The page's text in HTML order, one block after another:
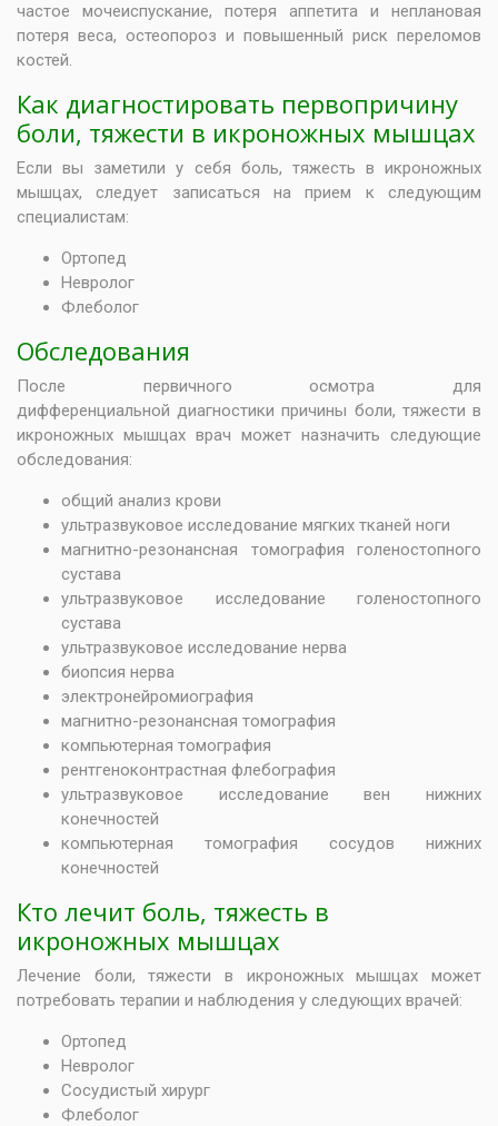
частое мочеиспускание, потеря аппетита и неплановая
потеря веса, остеопороз и повышенный риск переломов
костей.
Как диагностировать первопричину
боли, тяжести в икроножных мышцах
Если вы заметили у себя боль, тяжесть в икроножных
мышцах, следует записаться на прием к следующим
специалистам:
Ортопед
Невролог
Флеболог
Обследования
После первичного осмотра для
дифференциальной диагностики причины боли, тяжести в
икроножных мышцах врач может назначить следующие
обследования:
общий анализ крови
ультразвуковое исследование мягких тканей ноги
магнитно-резонансная томография голеностопного
сустава
ультразвуковое исследование голеностопного
сустава
ультразвуковое исследование нерва
биопсия нерва
электронейромиография
магнитно-резонансная томография
компьютерная томография
рентгеноконтрастная флебография
ультразвуковое исследование вен нижних
конечностей
компьютерная томография сосудов нижних
конечностей
Кто лечит боль, тяжесть в
икроножных мышцах
Лечение боли, тяжести в икроножных мышцах может
потребовать терапии и наблюдения у следующих врачей:
Ортопед
Невролог
Сосудистый хирург
Флеболог